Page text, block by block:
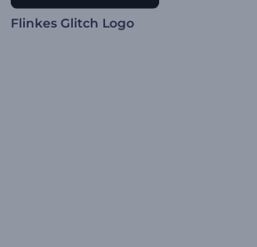
Flinkes Glitch Logo